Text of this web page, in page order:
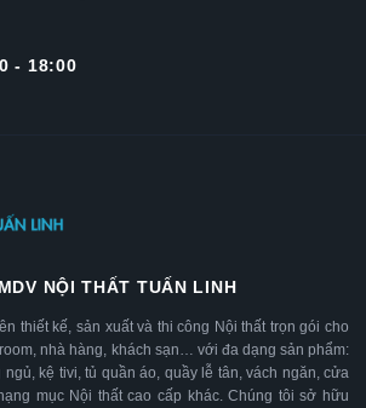
- 18:00
NỘI THẤT TUẤN LINH
thiết kế, sản xuất và thi công Nội thất trọn gói cho
nhà hàng, khách sạn… với đa dạng sản phẩm:
kệ tivi, tủ quần áo, quầy lễ tân, vách ngăn, cửa
mục Nội thất cao cấp khác. Chúng tôi sở hữu